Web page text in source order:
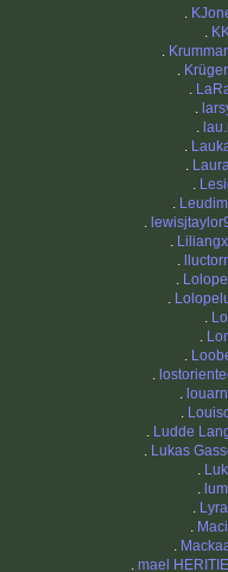
.
.
.
.
.
.
.
.
.
.
.
.
.
.
.
.
.
.
.
.
.
.
. Ludde
. Lukas
.
.
.
.
.
. mael